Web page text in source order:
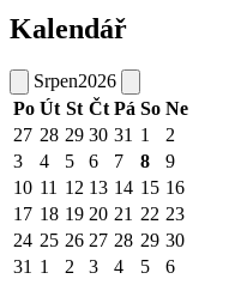
Kalendář
Srpen2026
Po Út St Čt Pá So Ne
27 28 29 30 31 1
2
3
4 5 6 7 8
9
10 11 12 13 14 15 16
17 18 19 20 21 22 23
24 25 26 27 28 29 30
31 1 2 3 4 5 6